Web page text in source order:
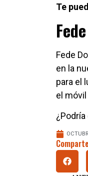
Te
Fede
en la
para el
el